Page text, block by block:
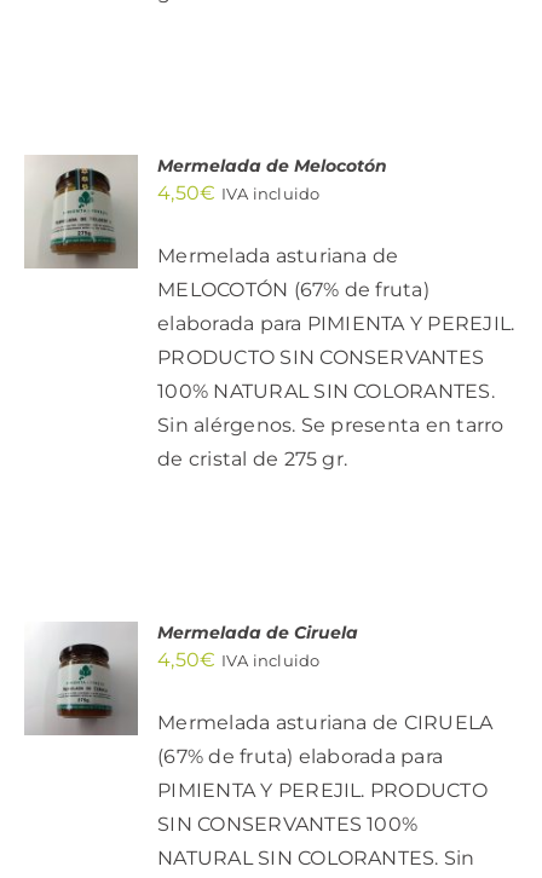
AÑADIR
AL
CARRITO
/
DETALLES
Mermelada de Melocotón
4,50€ IVA incluido
Mermelada asturiana de
MELOCOTÓN (67% de fruta)
elaborada para PIMIENTA Y PEREJIL.
PRODUCTO SIN CONSERVANTES
100% NATURAL SIN COLORANTES.
Sin alérgenos. Se presenta en tarro
de cristal de 275 gr.
AL
CARRITO
/
DETALLES
Mermelada de Ciruela
4,50€ IVA incluido
Mermelada asturiana de CIRUELA
(67% de fruta) elaborada para
PIMIENTA Y PEREJIL. PRODUCTO
SIN CONSERVANTES 100%
NATURAL SIN COLORANTES. Sin